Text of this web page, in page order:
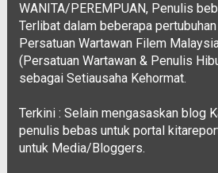
WANITA/PEREMPUAN, Penulis
Terlibat dalam beberapa
Persatuan Wartawan Filem
(Persatuan Wartawan & Penulis
sebagai Setiausaha Kehormat.
Terkini : Selain mengasaskan blog
penulis bebas untuk portal
untuk Media/Bloggers.